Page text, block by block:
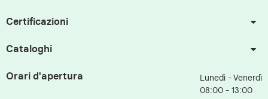
Certificazioni
Cataloghi
Orari d'apertura
Lunedì - Venerdì
08:00 - 13:00